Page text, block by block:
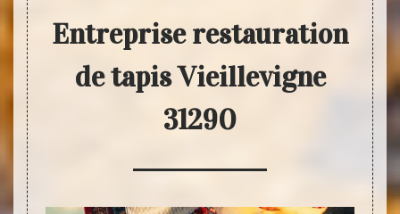
Entreprise restauration
de tapis Vieillevigne
31290